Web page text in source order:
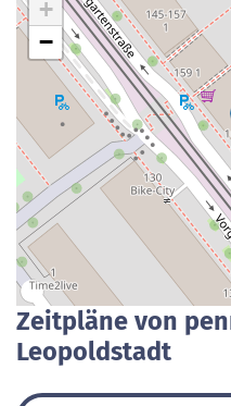
+
−
Zeitpläne von
Leopoldstadt